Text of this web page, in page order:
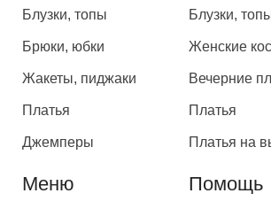
Блузки, топы
Брюки, юбки
Жакеты, пиджаки
Платья
Джемперы
Блузки,
Женские
Вечерние
Платья
Платья на
Меню Помощь